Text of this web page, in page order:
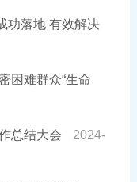
功落地 有效解决
困难群众“生命
总结大会
2024-